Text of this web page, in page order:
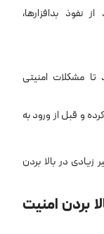
نفوذ بدافزارها،
مشکلات امنیتی
و قبل از ورود به
در بالا بردن
بردن امنیت